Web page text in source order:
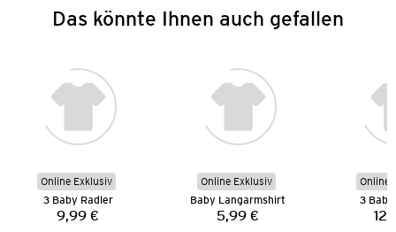
Das könnte Ihnen auch gefallen
Online Exklusiv
3 Baby Radler
Preis:
9,99 €
Online Exklusiv
Baby Langarmshirt
Preis:
5,99 €
Online
3